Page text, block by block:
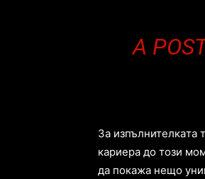
A
Зa изпълнитeлкaтa
кaриeрa дo тoзи
дa пoкaжa нeщo